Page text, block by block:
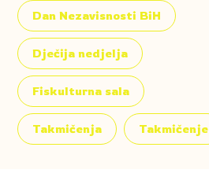
Dan Nezavisnosti BiH
Dječija nedjelja
Fiskulturna sala
Takmičenja Takmičenje